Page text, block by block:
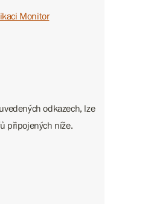
Monitor
odkazech, lze
připojených níže.